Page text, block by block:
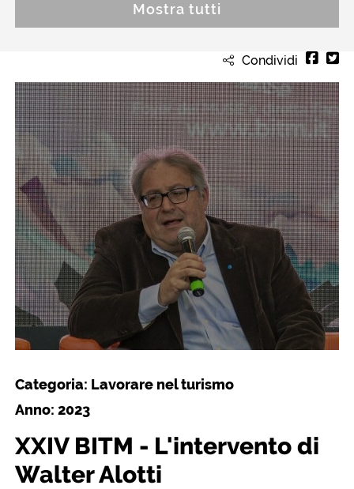
Mostra tutti
Condividi
Categoria: Lavorare nel turismo
Anno: 2023
XXIV BITM - L'intervento di
Walter Alotti